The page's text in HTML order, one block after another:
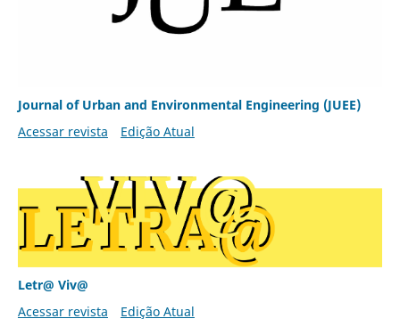
Journal of Urban and Environmental Engineering (JUEE)
Acessar revista
Edição Atual
Letr@ Viv@
Acessar revista
Edição Atual